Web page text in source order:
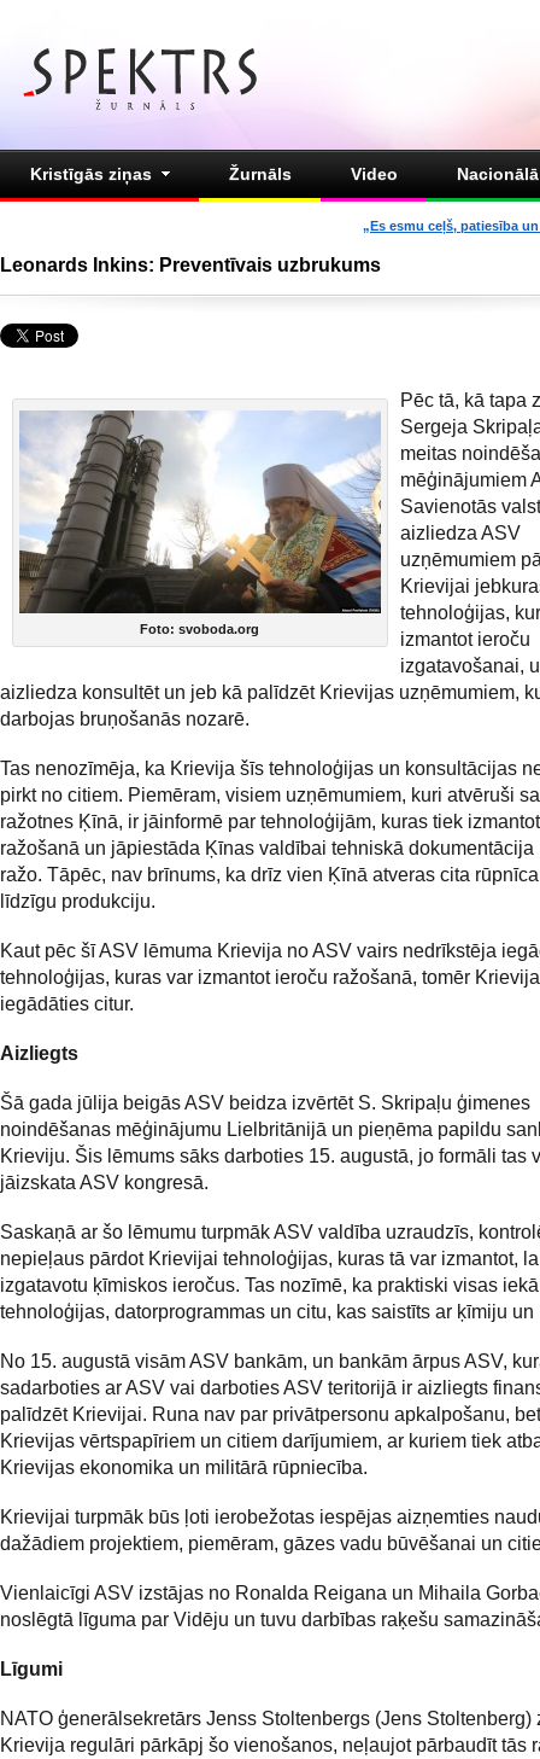
Kristīgās ziņas Žurnāls Video
„Es esmu ceļš, patiesība
Leonards Inkins: Preventīvais uzbrukums
Foto: svoboda.org
Pēc tā, kā tapa
Sergeja
meitas
mēģinājumiem
Savienotās
aizliedza ASV
uzņēmumiem
Krievijai
tehnoloģijas,
izmantot ieroču
izgatavošanai,
aizliedza konsultēt un jeb kā palīdzēt Krievijas uzņēmumiem,
darbojas bruņošanās nozarē.
Tas nenozīmēja, ka Krievija šīs tehnoloģijas un konsultācijas
pirkt no citiem. Piemēram, visiem uzņēmumiem, kuri atvēruši
ražotnes Ķīnā, ir jāinformē par tehnoloģijām, kuras tiek
ražošanā un jāpiestāda Ķīnas valdībai tehniskā dokumentācija
ražo. Tāpēc, nav brīnums, ka drīz vien Ķīnā atveras cita
līdzīgu produkciju.
Kaut pēc šī ASV lēmuma Krievija no ASV vairs nedrīkstēja
tehnoloģijas, kuras var izmantot ieroču ražošanā, tomēr
iegādāties citur.
Aizliegts
Šā gada jūlija beigās ASV beidza izvērtēt S. Skripaļu ģimenes
noindēšanas mēģinājumu Lielbritānijā un pieņēma papildu
Krieviju. Šis lēmums sāks darboties 15. augustā, jo formāli tas
jāizskata ASV kongresā.
Saskaņā ar šo lēmumu turpmāk ASV valdība uzraudzīs,
nepieļaus pārdot Krievijai tehnoloģijas, kuras tā var izmantot,
izgatavotu ķīmiskos ieročus. Tas nozīmē, ka praktiski visas
tehnoloģijas, datorprogrammas un citu, kas saistīts ar ķīmiju
No 15. augustā visām ASV bankām, un bankām ārpus ASV,
sadarboties ar ASV vai darboties ASV teritorijā ir aizliegts
palīdzēt Krievijai. Runa nav par privātpersonu apkalpošanu,
Krievijas vērtspapīriem un citiem darījumiem, ar kuriem tiek
Krievijas ekonomika un militārā rūpniecība.
Krievijai turpmāk būs ļoti ierobežotas iespējas aizņemties
dažādiem projektiem, piemēram, gāzes vadu būvēšanai un
Vienlaicīgi ASV izstājas no Ronalda Reigana un Mihaila
noslēgtā līguma par Vidēju un tuvu darbības raķešu
Līgumi
NATO ģenerālsekretārs Jenss Stoltenbergs (Jens Stoltenberg)
Krievija regulāri pārkāpj šo vienošanos, neļaujot pārbaudīt tās